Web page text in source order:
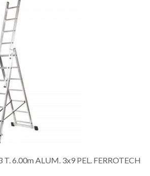
T. 6.00m ALUM. 3x9 PEL. FERROTECH